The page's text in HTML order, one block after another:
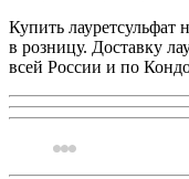
Купить
в розницу. Доставку
всей России и по